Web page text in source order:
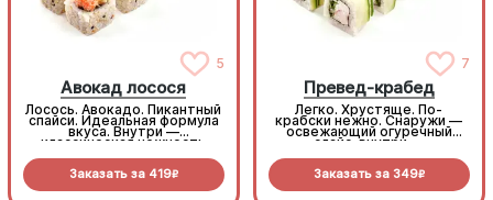
5
Авокад лосося
Лосось. Авокадо. Пикантный
спайси. Идеальная формула
вкуса. Внутри —
классическая нежность
сверху — богатый тартар
из рыбы и авокадо (8 шт.)
Заказать за 419R
7
Превед-крабед
Легко. Хрустяще. По-
крабски нежно. Снаружи —
освежающий огуречный
слайс, внутри —
снежного краба, крем-сыра
и пекинской капусты.
каждом кусочке (8шт.)
Заказать за 349R